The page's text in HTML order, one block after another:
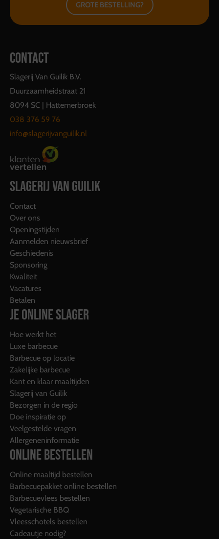
GROTE BESTELLING?
CONTACT
Slagerij Van Guilik B.V.
Duurzaamheidstraat 21
8094 SC | Hattemerbroek
038 376 59 76
info@slagerijvanguilik.nl
SLAGERIJ VAN GUILIK
Contact
Over ons
Openingstijden
Aanmelden nieuwsbrief
Geschiedenis
Sponsoring
Kwaliteit
Vacatures
Betalen
JE ONLINE SLAGER
Hoe werkt het
Luxe barbecue
Barbecue op locatie
Zakelijke barbecue
Kant en klaar maaltijden
Slagerij van Guilik
Bezorgen in de regio
Doe inspiratie op
Veelgestelde vragen
Allergeneninformatie
ONLINE BESTELLEN
Online maaltijd bestellen
Barbecuepakket online bestellen
Barbecuevlees bestellen
Vegetarische BBQ
Vleesschotels bestellen
Cadeautje nodig?